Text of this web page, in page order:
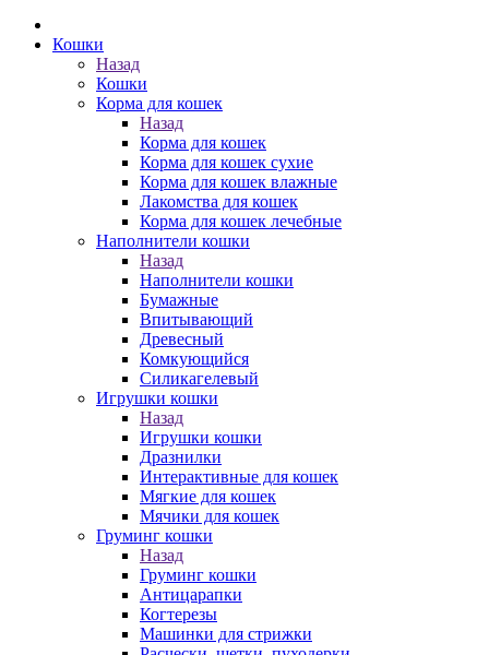
Кошки
Назад
Кошки
Корма для кошек
Назад
Корма для кошек
Корма для кошек сухие
Корма для кошек влажные
Лакомства для кошек
Корма для кошек лечебные
Наполнители кошки
Назад
Наполнители кошки
Бумажные
Впитывающий
Древесный
Комкующийся
Силикагелевый
Игрушки кошки
Назад
Игрушки кошки
Дразнилки
Интерактивные для кошек
Мягкие для кошек
Мячики для кошек
Груминг кошки
Назад
Груминг кошки
Антицарапки
Когтерезы
Машинки для стрижки